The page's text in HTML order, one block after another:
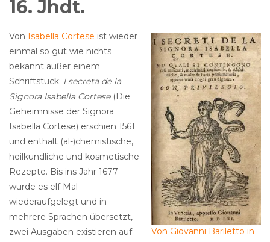
16. Jhdt.
Von Giovanni Bariletto in
Von Isabella Cortese ist wieder
einmal so gut wie nichts
bekannt außer einem
Schriftstück: I secreta de la
Signora Isabella Cortese(Die
Geheimnisse der Signora
Isabella Cortese) erschien 1561
und enthält (al-)chemistische,
heilkundliche und kosmetische
Rezepte. Bis ins Jahr 1677
wurde es elf Mal
wiederaufgelegt und in
mehrere Sprachen übersetzt,
zwei Ausgaben existieren auf